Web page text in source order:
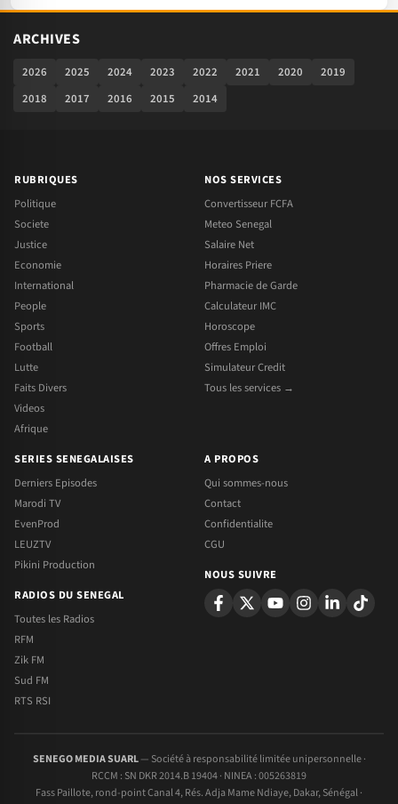
ARCHIVES
2026 2025 2024 2023 2022 2021 2020
2019
2018
2017 2016 2015 2014
RUBRIQUES
Politique
Societe
Justice
Economie
International
People
Sports
Football
Lutte
Faits Divers
Videos
Afrique
NOS SERVICES
Convertisseur FCFA
Meteo Senegal
Salaire Net
Horaires Priere
Pharmacie de Garde
Calculateur IMC
Horoscope
Offres Emploi
Simulateur Credit
Tous les services →
SERIES SENEGALAISES
Derniers Episodes
Marodi TV
EvenProd
LEUZTV
Pikini Production
RADIOS DU SENEGAL
Toutes les Radios
RFM
Zik FM
Sud FM
RTS RSI
A PROPOS
Qui sommes-nous
Contact
Confidentialite
CGU
NOUS SUIVRE
SENEGO MEDIA SUARL— Société à responsabilité limitée unipersonnelle ·
RCCM : SN DKR 2014.B 19404 · NINEA : 005263819
Fass Paillote, rond-point Canal 4, Rés. Adja Mame Ndiaye, Dakar, Sénégal ·